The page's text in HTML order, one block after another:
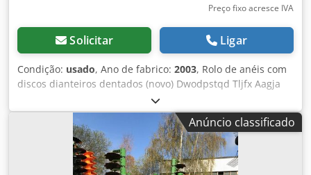
Preço fixo acresce IVA
Solicitar Ligar
Condição: usado, Ano de fabrico: 2003, Rolo de anéis com
discos dianteiros dentados (novo) Dwodpstqd Tljfx Aagja
Anúncio classificado